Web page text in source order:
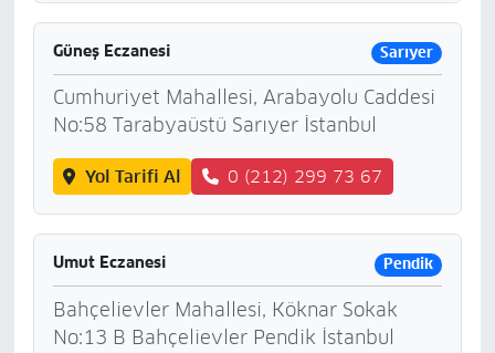
Güneş Eczanesi Sarıyer
Cumhuriyet Mahallesi, Arabayolu Caddesi
No:58 Tarabyaüstü Sarıyer İstanbul
Yol Tarifi Al 0 (212) 299 73 67
Umut Eczanesi Pendik
Bahçelievler Mahallesi, Köknar Sokak
No:13 B Bahçelievler Pendik İstanbul